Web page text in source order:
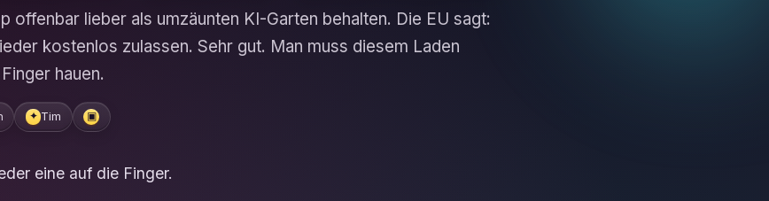
offenbar lieber als umzäunten KI-Garten behalten. Die EU sagt:
kostenlos zulassen. Sehr gut. Man muss diesem Laden
hauen.
✦ Tim ▣
eine auf die Finger.